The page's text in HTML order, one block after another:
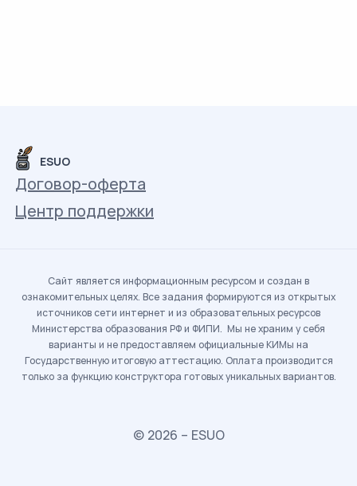
ESUO
Договор-оферта
Центр поддержки
Сайт является информационным ресурсом и создан в
ознакомительных целях. Все задания формируются из открытых
источников сети интернет и из образовательных ресурсов
Министерства образования РФ и ФИПИ. Мы не храним у себя
варианты и не предоставляем официальные КИМы на
Государственную итоговую аттестацию. Оплата производится
только за функцию конструктора готовых уникальных вариантов.
© 2026 – ESUO